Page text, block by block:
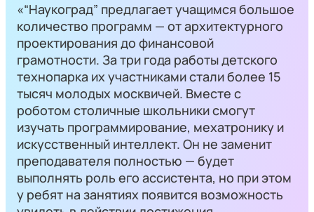
«“Наукоград” предлагает учащимся большое
количество программ — от архитектурного
проектирования до финансовой
грамотности. За три года работы детского
технопарка их участниками стали более 15
тысяч молодых москвичей. Вместе с
роботом столичные школьники смогут
изучать программирование, мехатронику и
искусственный интеллект. Он не заменит
преподавателя полностью — будет
выполнять роль его ассистента, но при этом
у ребят на занятиях появится возможность